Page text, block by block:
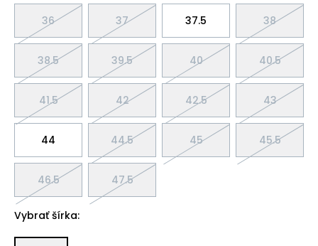
36 37 37.5 38
38.5 39.5 40 40.5
41.5 42 42.5 43
44 44.5 45 45.5
46.5 47.5
Vybrať šírka: